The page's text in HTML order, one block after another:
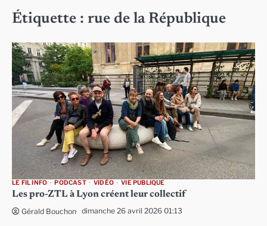
Étiquette : rue de la République
LE FIL INFO PODCAST VIDÉO VIE PUBLIQUE
Les pro-ZTL à Lyon créent leur collectif
Gérald Bouchon dimanche 26 avril 2026 01:13